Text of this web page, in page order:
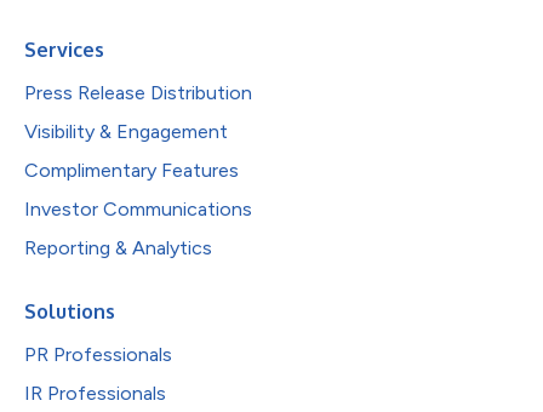
Services
Press Release Distribution
Visibility & Engagement
Complimentary Features
Investor Communications
Reporting & Analytics
Solutions
PR Professionals
IR Professionals